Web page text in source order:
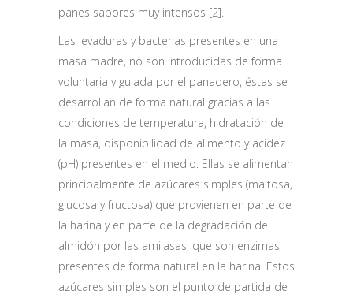
panes sabores muy intensos [2].
Las levaduras y bacterias presentes en una
masa madre, no son introducidas de forma
voluntaria y guiada por el panadero, éstas se
desarrollan de forma natural gracias a las
condiciones de temperatura, hidratación de
la masa, disponibilidad de alimento y acidez
(pH) presentes en el medio. Ellas se alimentan
principalmente de azúcares simples (maltosa,
glucosa y fructosa) que provienen en parte de
la harina y en parte de la degradación del
almidón por las amilasas, que son enzimas
presentes de forma natural en la harina. Estos
azúcares simples son el punto de partida de